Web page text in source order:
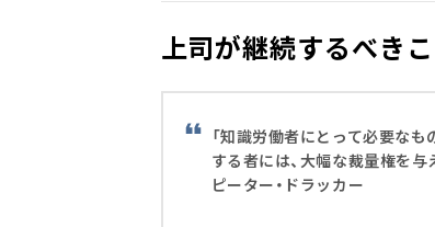
上司が継続するべき
「知識労働者にとって必要な
する者には、大幅な裁量権を与
ピーター・ドラッカー